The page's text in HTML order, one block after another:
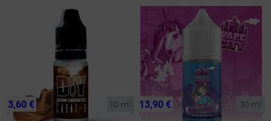
10 ml
3,60 € 30 ml
13,90 €